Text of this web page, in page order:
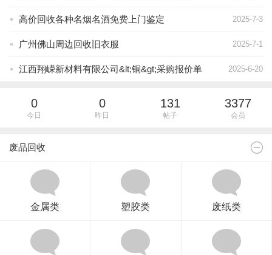
2025-7-3
高价回收各种名烟名酒免费上门鉴定
2025-7-1
广州佛山周边回收旧衣服
2025-6-20
江西翔嵘新材料有限公司&lt;铜&gt;采购报价单
0
今日
0
昨日
131
帖子
3377
会员
废品回收
金属类 塑胶类 废纸类